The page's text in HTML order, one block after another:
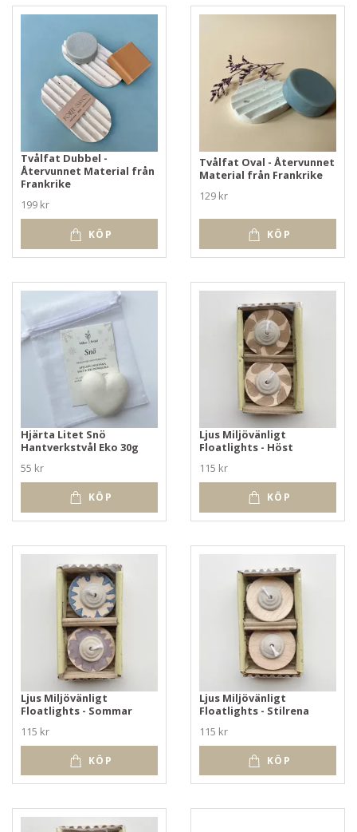
Tvålfat Dubbel -
Återvunnet Material från
Frankrike
199 kr
KÖP
Tvålfat Oval - Återvunnet
Material från Frankrike
129 kr
KÖP
Hjärta Litet Snö
Hantverkstvål Eko 30g
55 kr
KÖP
Ljus Miljövänligt
Floatlights - Höst
115 kr
KÖP
Ljus Miljövänligt
Floatlights - Sommar
115 kr
KÖP
Ljus Miljövänligt
Floatlights - Stilrena
115 kr
KÖP